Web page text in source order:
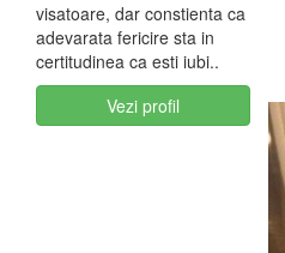
visatoare, dar constienta ca
adevarata fericire sta in
certitudinea ca esti iubi..
Vezi profil